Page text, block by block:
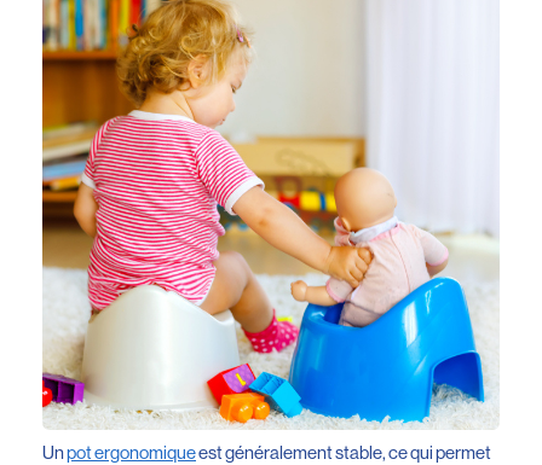
Unpot ergonomiqueest généralement stable, ce qui permet